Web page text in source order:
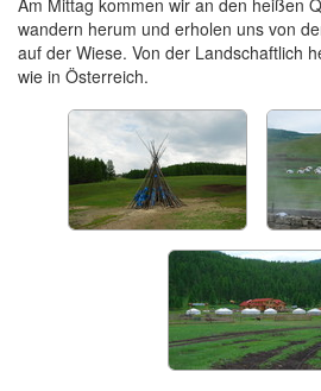
Am Mittag kommen wir an den heißen
wandern herum und erholen uns von
auf der Wiese. Von der Landschaftlich
wie in Österreich.